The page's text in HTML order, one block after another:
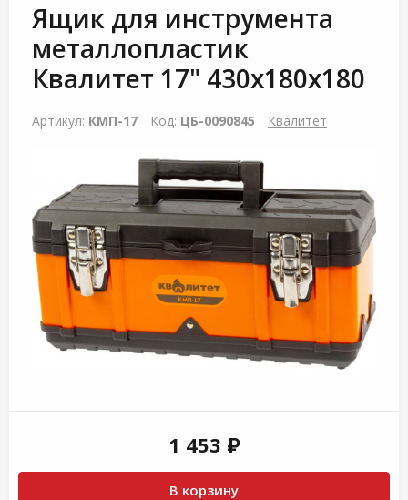
Ящик для инструмента
металлопластик
Квалитет 17" 430х180х180
Артикул: КМП-17 Код: ЦБ-0090845 Квалитет
1 453 ₽
В корзину